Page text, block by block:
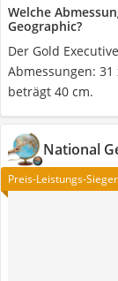
Welche
Geographic?
Der Gold
Abmessungen: 31
beträgt 40 cm.
National
Preis-Leistungs-Sieger